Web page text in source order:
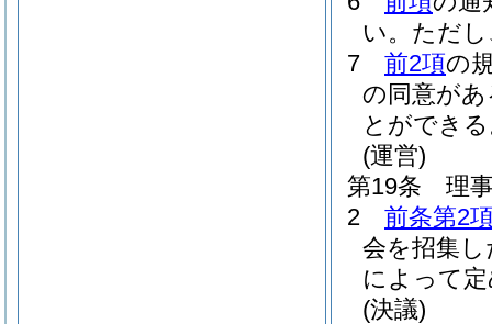
い。 ただ
7
前2項の
の同意が
とができ
(運営)
第19条
理
2
前条第2
会を招集
によって
(決議)